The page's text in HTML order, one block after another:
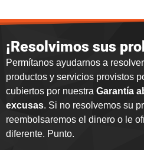
¡Resolvimos sus
Permítanos ayudarnos a
productos y servicios provistos
cubiertos por nuestra Garantía
excusas. Si no resolvemos su
reembolsaremos el dinero o le
diferente. Punto.